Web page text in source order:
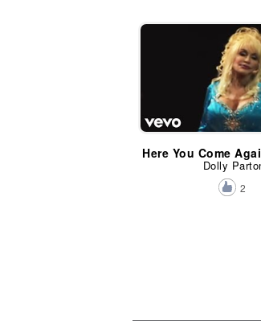
Here You Come
Dolly
2